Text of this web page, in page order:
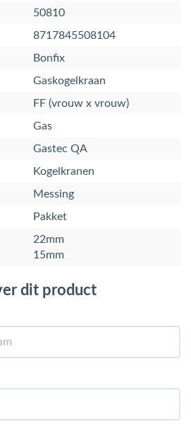
50810
8717845508104
Bonfix
Gaskogelkraan
FF (vrouw x vrouw)
Gas
Gastec QA
Kogelkranen
Messing
Pakket
22mm
15mm
dit product